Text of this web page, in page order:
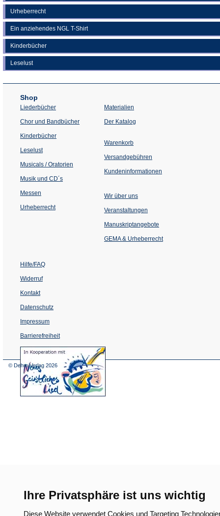
Ihre Privatsphäre ist uns wichtig
Diese Website verwendet Cookies und Targeting
Urheberrecht
Ein anziehendes NGL T-Shirt
Kinderbücher
Leselust
Shop
Liederbücher
Chor und Bandbücher
Kinderbücher
Leselust
Musicals / Oratorien
Musik und CD´s
Messen
Urheberrecht
Materialien
Der Katalog
Warenkorb
Versandgebühren
Kundeninformationen
Wir über uns
Veranstaltungen
einem
Tab)
Manuskriptangebote
GEMA & Urheberrecht
Hilfe/FAQ
Widerruf
Kontakt
Datenschutz
Impressum
Barrierefreiheit
(Öffnet
in
© Dehm Verlag 2026